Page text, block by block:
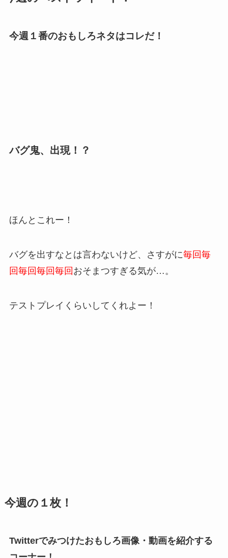
今週１番のおもしろネタはコレだ！
バグ鬼、出現！？
ほんとこれー！
バグを出すなとは言わないけど、さすがに毎回毎
回毎回毎回毎回 おそまつすぎる気が…。
テストプレイくらいしてくれよー！
今週の１枚！
Twitterでみつけたおもしろ画像・動画を紹介する